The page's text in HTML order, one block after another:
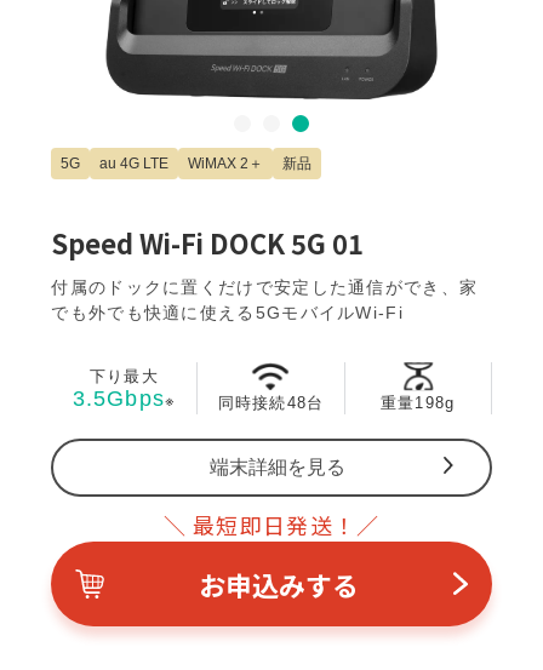
5G au 4G LTE WiMAX 2＋ 新品
Speed Wi-Fi DOCK 5G 01
付属のドックに置くだけで安定した通信ができ、家
でも外でも快適に使える5GモバイルWi-Fi
下り最大
3.5Gbps※ 同時接続48台 重量198g
端末詳細を見る
＼ 最短即日発送！／
お申込みする